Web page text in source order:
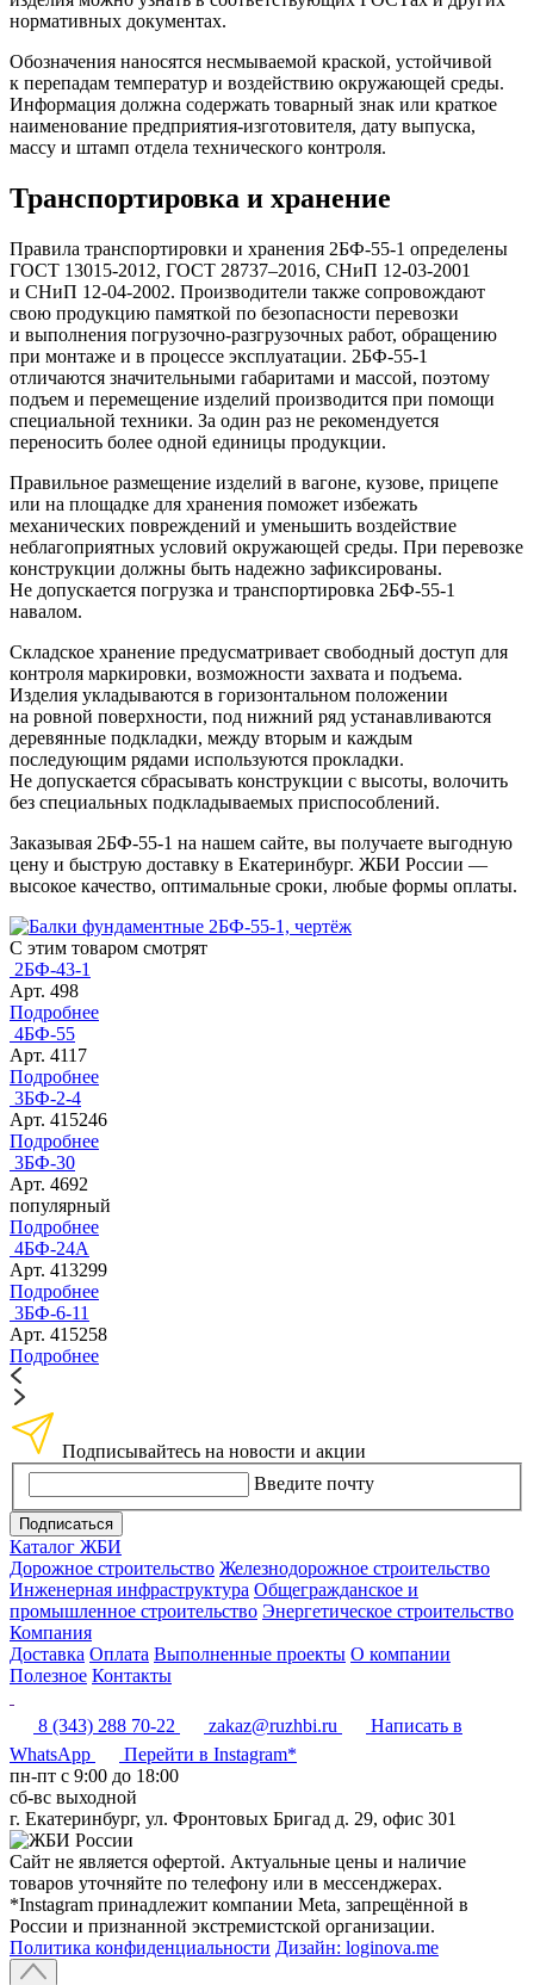
нормативных документах.
Обозначения наносятся несмываемой краской, устойчивой
к перепадам температур и воздействию окружающей среды.
Информация должна содержать товарный знак или краткое
наименование предприятия-изготовителя, дату выпуска,
массу и штамп отдела технического контроля.
Транспортировка и хранение
Правила транспортировки и хранения 2БФ-55-1 определены
ГОСТ 13015-2012, ГОСТ 28737–2016, СНиП 12-03-2001
и СНиП 12-04-2002. Производители также сопровождают
свою продукцию памяткой по безопасности перевозки
и выполнения погрузочно-разгрузочных работ, обращению
при монтаже и в процессе эксплуатации. 2БФ-55-1
отличаются значительными габаритами и массой, поэтому
подъем и перемещение изделий производится при помощи
специальной техники. За один раз не рекомендуется
переносить более одной единицы продукции.
Правильное размещение изделий в вагоне, кузове, прицепе
или на площадке для хранения поможет избежать
механических повреждений и уменьшить воздействие
неблагоприятных условий окружающей среды. При перевозке
конструкции должны быть надежно зафиксированы.
Не допускается погрузка и транспортировка 2БФ-55-1
навалом.
Складское хранение предусматривает свободный доступ для
контроля маркировки, возможности захвата и подъема.
Изделия укладываются в горизонтальном положении
на ровной поверхности, под нижний ряд устанавливаются
деревянные подкладки, между вторым и каждым
последующим рядами используются прокладки.
Не допускается сбрасывать конструкции с высоты, волочить
без специальных подкладываемых приспособлений.
Заказывая 2БФ-55-1 на нашем сайте, вы получаете выгодную
цену и быструю доставку в Екатеринбург. ЖБИ России —
высокое качество, оптимальные сроки, любые формы оплаты.
С этим товаром смотрят
2БФ-43-1
Арт. 498
Подробнее
4БФ-55
Арт. 4117
Подробнее
3БФ-2-4
Арт. 415246
Подробнее
3БФ-30
Арт. 4692
популярный
Подробнее
4БФ-24А
Арт. 413299
Подробнее
3БФ-6-11
Арт. 415258
Подробнее
Подписывайтесь на новости и акции
Введите почту
Подписаться
Каталог ЖБИ
Дорожное строительство Железнодорожное строительство
Инженерная инфраструктура Общегражданское и
промышленное строительство Энергетическое строительство
Компания
Доставка Оплата Выполненные проекты О компании
Полезное Контакты
8 (343) 288 70-22 zakaz@ruzhbi.ru
Написать в
WhatsApp
Перейти в Instagram*
пн-пт c 9:00 до 18:00
сб-вс выходной
г. Екатеринбург, ул. Фронтовых Бригад д. 29, офис 301
Сайт не является офертой. Актуальные цены и наличие
товаров уточняйте по телефону или в мессенджерах.
*Instagram принадлежит компании Meta, запрещённой в
России и признанной экстремистской организации.
Политика конфиденциальности Дизайн: loginova.me